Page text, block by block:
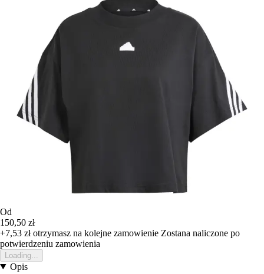
Od
150,50 zł
+7,53 złotrzymasz na kolejne zamowienie Zostana naliczone po
potwierdzeniu zamowienia
Loading...
Opis